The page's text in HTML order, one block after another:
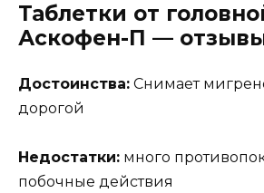
Таблетки от
Аскофен-П —
Достоинства: Снимает
дорогой
Недостатки: много
побочные действия